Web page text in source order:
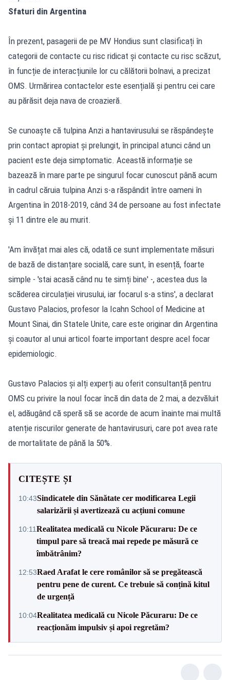
Sfaturi din Argentina
În prezent, pasagerii de pe MV Hondius sunt clasificați în
categorii de contacte cu risc ridicat și contacte cu risc scăzut,
în funcție de interacțiunile lor cu călătorii bolnavi, a precizat
OMS. Urmărirea contactelor este esențială și pentru cei care
au părăsit deja nava de croazieră.
Se cunoaște că tulpina Anzi a hantavirusului se răspândește
prin contact apropiat și prelungit, în principal atunci când un
pacient este deja simptomatic. Această informație se
bazează în mare parte pe singurul focar cunoscut până acum
în cadrul căruia tulpina Anzi s-a răspândit între oameni în
Argentina în 2018-2019, când 34 de persoane au fost infectate
și 11 dintre ele au murit.
'Am învățat mai ales că, odată ce sunt implementate măsuri
de bază de distanțare socială, care sunt, în esență, foarte
simple - 'stai acasă când nu te simți bine' -, acestea dus la
scăderea circulației virusului, iar focarul s-a stins', a declarat
Gustavo Palacios, profesor la Icahn School of Medicine at
Mount Sinai, din Statele Unite, care este originar din Argentina
și coautor al unui articol foarte important despre acel focar
epidemiologic.
Gustavo Palacios și alți experți au oferit consultanță pentru
OMS cu privire la noul focar încă din data de 2 mai, a dezvăluit
el, adăugând că speră să se acorde de acum înainte mai multă
atenție riscurilor generate de hantavirusuri, care pot avea rate
de mortalitate de până la 50%.
CITEȘTE ȘI
10:43Sindicatele din Sănătate cer modificarea Legii
salarizării și avertizează cu acțiuni comune
10:11Realitatea medicală cu Nicole Păcuraru: De ce
timpul pare să treacă mai repede pe măsură ce
îmbătrânim?
12:53Raed Arafat le cere românilor să se pregătească
pentru pene de curent. Ce trebuie să conțină kitul
de urgență
10:04Realitatea medicală cu Nicole Păcuraru: De ce
reacționăm impulsiv și apoi regretăm?